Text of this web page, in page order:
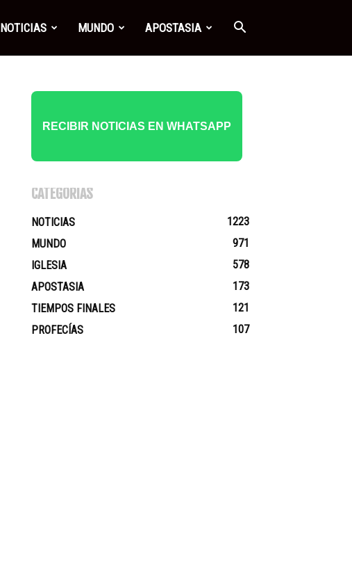
NOTICIAS MUNDO APOSTASIA
RECIBIR NOTICIAS EN WHATSAPP
CATEGORÍAS
NOTICIAS
1223
MUNDO
971
IGLESIA
578
APOSTASIA
173
TIEMPOS FINALES
121
PROFECÍAS
107